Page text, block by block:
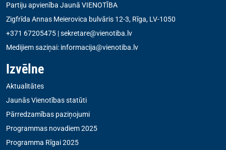
Partiju apvienība Jaunā VIENOTĪBA
Zigfrīda Annas Meierovica bulvāris 12-3, Rīga, LV-1050
+371 67205475 |sekretare@vienotiba.lv
Medijiem saziņai: informacija@vienotiba.lv
Izvēlne
Aktualitātes
Jaunās Vienotības statūti
Pārredzamības paziņojumi
Programmas novadiem 2025
Programma Rīgai 2025